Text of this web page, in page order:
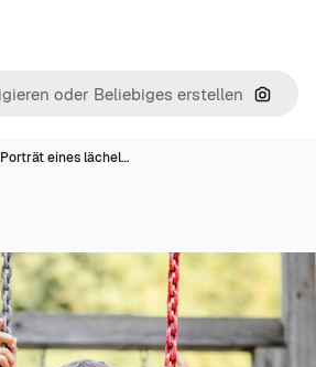
Nach
Porträt eines lächel…